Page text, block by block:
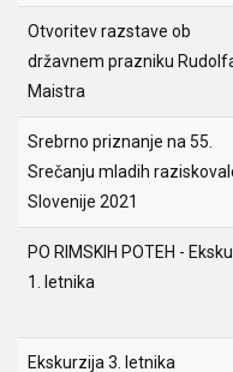
Otvoritev razstave ob
državnem prazniku
Maistra
Srebrno priznanje na 55.
Srečanju mladih
Slovenije 2021
PO RIMSKIH POTEH -
1. letnika
Ekskurzija 3. letnika